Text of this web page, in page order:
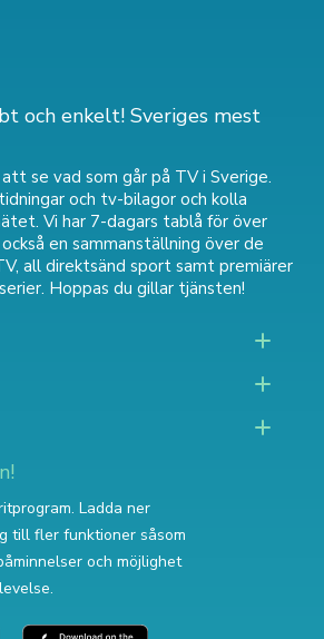
och enkelt! Sveriges mest
se vad som går på TV i Sverige.
och tv-bilagor och kolla
Vi har 7-dagars tablå för över
en sammanställning över de
, all direktsänd sport samt premiärer
. Hoppas du gillar tjänsten!
Ladda ner
till fler funktioner såsom
och möjlighet